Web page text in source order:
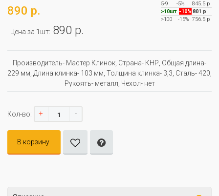
890 р.
Цена за 1шт: 890 р.
5-9
-5%
845.5 р
>10шт -10% 801 р
>100
-15% 756.5 р
Производитель- Мастер Клинок, Страна- КНР, Oбщая длина-
229 мм, Длина клинка- 103 мм, Толщина клинка- 3,3, Сталь- 420,
Рукоять- металл, Чехол- нет
Кол-во: + -
В корзину